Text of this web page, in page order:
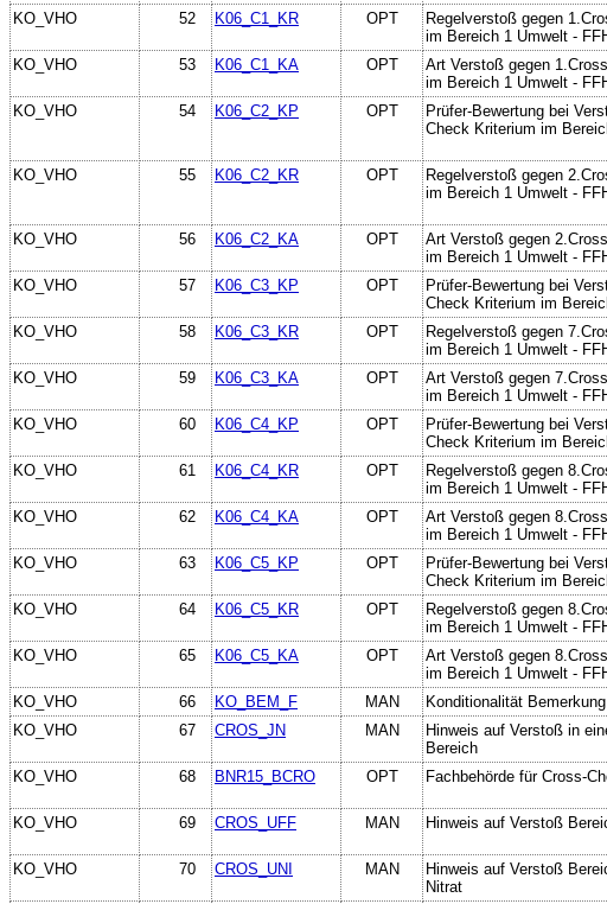
KO_VHO 52 K06_C1_KR OPT
Regelverstoß gegen
im Bereich 1 Umwelt -
KO_VHO 53 K06_C1_KA OPT
Art Verstoß gegen
im Bereich 1 Umwelt -
KO_VHO 54 K06_C2_KP OPT
Prüfer-Bewertung bei
Check Kriterium im
KO_VHO 55 K06_C2_KR OPT
Regelverstoß gegen
im Bereich 1 Umwelt -
KO_VHO 56 K06_C2_KA OPT
Art Verstoß gegen
im Bereich 1 Umwelt -
KO_VHO 57 K06_C3_KP OPT
Prüfer-Bewertung bei
Check Kriterium im
KO_VHO 58 K06_C3_KR OPT
Regelverstoß gegen
im Bereich 1 Umwelt -
KO_VHO 59 K06_C3_KA OPT
Art Verstoß gegen
im Bereich 1 Umwelt -
KO_VHO 60 K06_C4_KP OPT
Prüfer-Bewertung bei
Check Kriterium im
KO_VHO 61 K06_C4_KR OPT
Regelverstoß gegen
im Bereich 1 Umwelt -
KO_VHO 62 K06_C4_KA OPT
Art Verstoß gegen
im Bereich 1 Umwelt -
KO_VHO 63 K06_C5_KP OPT
Prüfer-Bewertung bei
Check Kriterium im
KO_VHO 64 K06_C5_KR OPT
Regelverstoß gegen
im Bereich 1 Umwelt -
KO_VHO 65 K06_C5_KA OPT
Art Verstoß gegen
im Bereich 1 Umwelt -
KO_VHO 66 KO_BEM_F MAN Konditionalität
KO_VHO
67 CROS_JN MAN
Hinweis auf Verstoß in
Bereich
KO_VHO 68 BNR15_BCRO OPT Fachbehörde für Cross-
KO_VHO 69 CROS_UFF MAN Hinweis auf Verstoß
KO_VHO 70 CROS_UNI MAN
Hinweis auf Verstoß
Nitrat